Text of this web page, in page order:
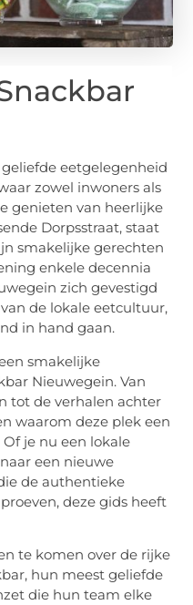
eetgelegenheid
zowel inwoners als
genieten van heerlijke
Dorpsstraat, staat
smakelijke gerechten
enkele decennia
zich gevestigd
de lokale eetcultuur,
in hand gaan.
smakelijke
Nieuwegein. Van
tot de verhalen achter
waarom deze plek een
je nu een lokale
een nieuwe
de authentieke
deze gids heeft
te komen over de rijke
hun meest geliefde
die hun team elke